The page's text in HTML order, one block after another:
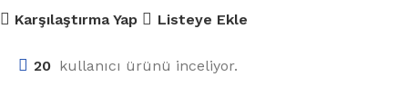
Karşılaştırma Yap Listeye Ekle
20 kullanıcı ürünü inceliyor.